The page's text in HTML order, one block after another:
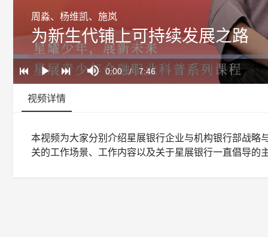
Play
Mute
Current
0:00 / Duration
7:46
Loaded:
0%
Progress:
0%
周淼、杨维凯、施岚
为新生代铺上可持续发展之路
视频详情
本视频为大家分别介绍星展银行企业与机构银行部战
关的工作场景、工作内容以及关于星展银行一直倡导的